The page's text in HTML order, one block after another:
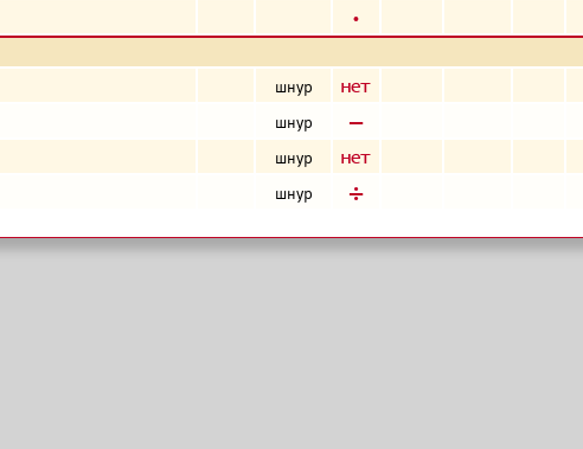
б
шнур а
шнур в
шнур а
шнур д